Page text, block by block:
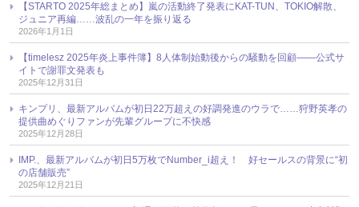
【STARTO 2025年総まとめ】嵐の活動終了発表にKAT-TUN、TOKIO解散、
ジュニア再編……波乱の一年を振り返る
2026年1月1日
【timelesz 2025年炎上事件簿】8人体制始動後からの騒動を回顧――公式サ
イトで謝罪文発表も
2025年12月31日
キンプリ、最新アルバムが初日22万超えの好調発進のウラで……狩野英孝の
提供曲めぐりファンが先輩グループに不快感
2025年12月28日
IMP.、最新アルバムが初日5万枚でNumber_i超え！ 好セールスの背景に“初
の店舗販売”
2025年12月21日